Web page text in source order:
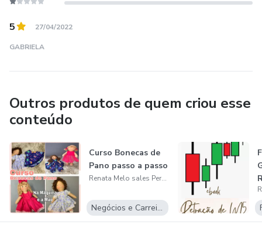
5 27/04/2022
GABRIELA
Outros produtos de quem criou esse
conteúdo
Curso Bonecas de
Pano passo a passo
Renata Melo sales Pereira
Negócios e Carreira